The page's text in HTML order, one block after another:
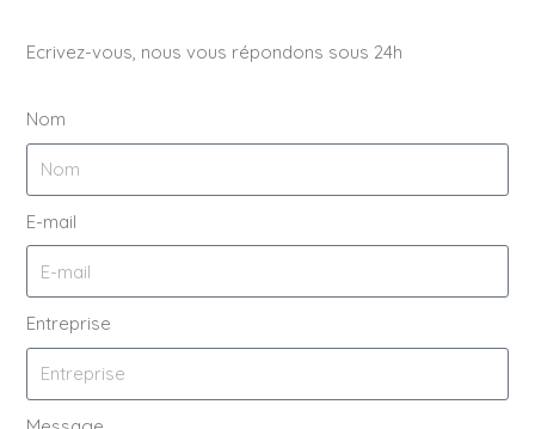
Ecrivez-vous, nous vous répondons sous 24h
Nom
E-mail
Entreprise